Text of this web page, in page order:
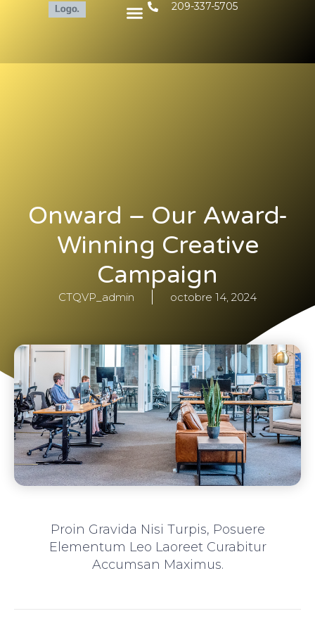
209-337-5705
Onward – Our Award-
Winning Creative
Campaign
CTQVP_admin octobre 14, 2024
Proin Gravida Nisi Turpis, Posuere
Elementum Leo Laoreet Curabitur
Accumsan Maximus.